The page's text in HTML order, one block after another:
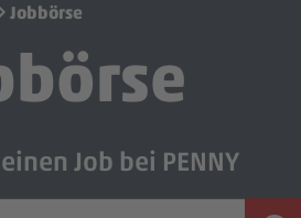
Jobbörse
Job bei PENNY